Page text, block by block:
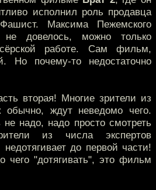
исполнил роль продавца
Максима Пежемского
довелось, можно только
работе. Сам фильм,
Но почему-то недостаточно
вторая! Многие зрители из
обычно, ждут неведомо чего.
надо, надо просто смотреть
из числа экспертов
недотягивает до первой части!
чего "дотягивать", это фильм